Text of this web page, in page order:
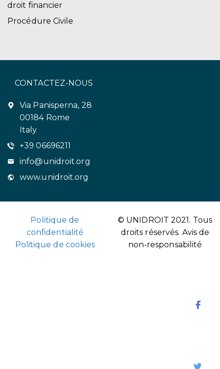
droit financier
Procédure Civile
CONTACTEZ-NOUS
Via Panisperna, 28
00184 Rome
Italy
+39 06696211
info@unidroit.org
www.unidroit.org
Politique de
confidentialité
Politique de cookies
© UNIDROIT 2021. Tous
droits réservés. Avis de
non-responsabilité